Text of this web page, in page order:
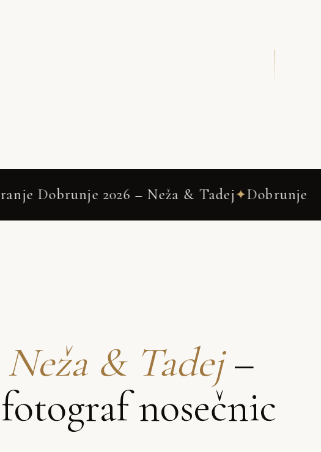
2026 – Neža & Tadej ✦Dobrunje
Neža & Tadej–
nosečnic